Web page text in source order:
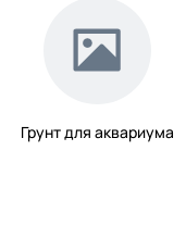
Грунт для аквариума